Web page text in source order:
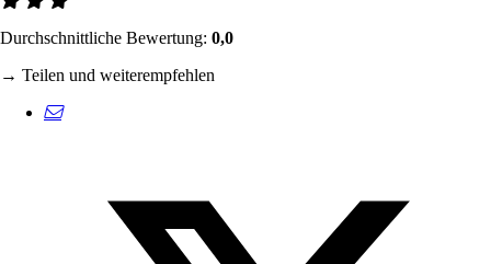
Durchschnittliche Bewertung: 0,0
→ Teilen und weiterempfehlen